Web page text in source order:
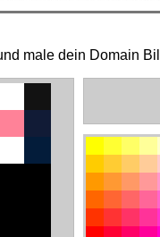
male dein Domain